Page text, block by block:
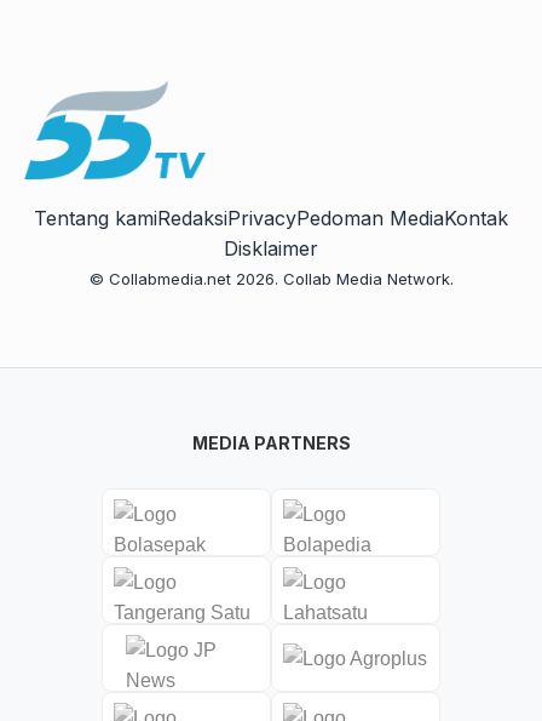
Tentang kamiRedaksiPrivacyPedoman MediaKontak
Disklaimer
© Collabmedia.net 2026. Collab Media Network.
MEDIA PARTNERS